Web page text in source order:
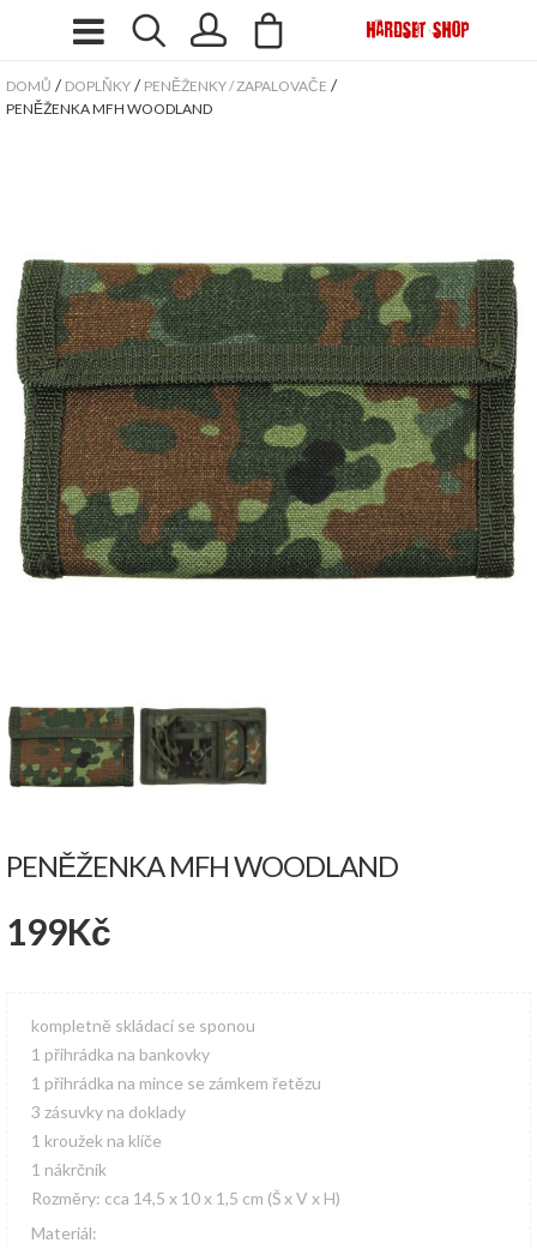
DOMŮ / DOPLŇKY / PENĚŽENKY / ZAPALOVAČE /
PENĚŽENKA MFH WOODLAND
PENĚŽENKA MFH WOODLAND
199Kč
kompletně skládací se sponou
1 přihrádka na bankovky
1 přihrádka na mince se zámkem řetězu
3 zásuvky na doklady
1 kroužek na klíče
1 nákrčník
Rozměry: cca 14,5 x 10 x 1,5 cm (Š x V x H)
Materiál: